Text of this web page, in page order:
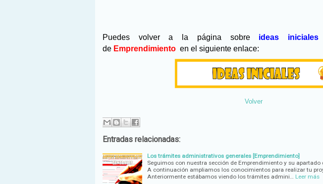
Puedes volver a la página sobre ideas iniciales
de Emprendimiento en el siguiente enlace:
Volver
Entradas relacionadas:
Los trámites administrativos generales [Emprendimiento]
Seguimos con nuestra sección de Emprendimiento y su apartado
A continuación ampliamos los conocimientos para realizar tu
Anteriormente estábamos viendo los trámites admini…
Leer más